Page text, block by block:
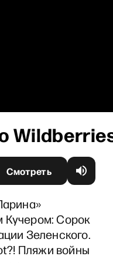
Смотреть
Кучером: Сорок
Зеленского.
Пляжи войны